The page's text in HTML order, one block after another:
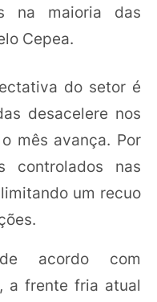
na maioria das
Cepea.
do setor é
desacelere nos
mês avança. Por
controlados nas
um recuo
acordo com
a frente fria atual